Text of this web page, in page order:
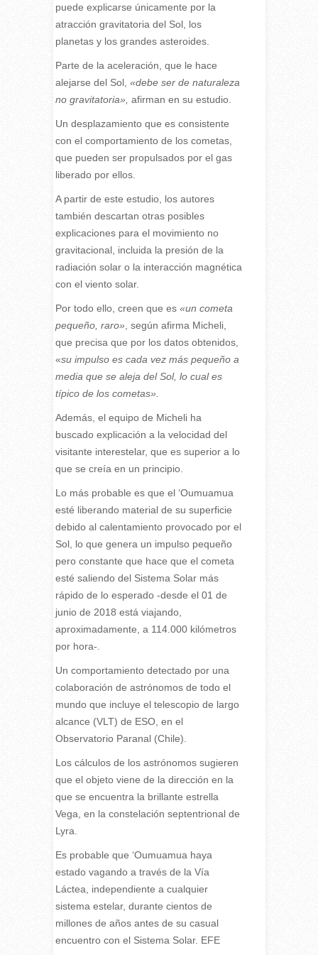
puede explicarse únicamente por la
atracción gravitatoria del Sol, los
planetas y los grandes asteroides.
Parte de la aceleración, que le hace
alejarse del Sol, «debe ser de naturaleza
no gravitatoria», afirman en su estudio.
Un desplazamiento que es consistente
con el comportamiento de los cometas,
que pueden ser propulsados por el gas
liberado por ellos.
A partir de este estudio, los autores
también descartan otras posibles
explicaciones para el movimiento no
gravitacional, incluida la presión de la
radiación solar o la interacción magnética
con el viento solar.
Por todo ello, creen que es«un cometa
pequeño, raro» , según afirma Micheli,
que precisa que por los datos obtenidos,
«su impulso es cada vez más pequeño a
media que se aleja del Sol, lo cual es
típico de los cometas».
Además, el equipo de Micheli ha
buscado explicación a la velocidad del
visitante interestelar, que es superior a lo
que se creía en un principio.
Lo más probable es que el ‘Oumuamua
esté liberando material de su superficie
debido al calentamiento provocado por el
Sol, lo que genera un impulso pequeño
pero constante que hace que el cometa
esté saliendo del Sistema Solar más
rápido de lo esperado -desde el 01 de
junio de 2018 está viajando,
aproximadamente, a 114.000 kilómetros
por hora-.
Un comportamiento detectado por una
colaboración de astrónomos de todo el
mundo que incluye el telescopio de largo
alcance (VLT) de ESO, en el
Observatorio Paranal (Chile).
Los cálculos de los astrónomos sugieren
que el objeto viene de la dirección en la
que se encuentra la brillante estrella
Vega, en la constelación septentrional de
Lyra.
Es probable que ‘Oumuamua haya
estado vagando a través de la Vía
Láctea, independiente a cualquier
sistema estelar, durante cientos de
millones de años antes de su casual
encuentro con el Sistema Solar. EFE